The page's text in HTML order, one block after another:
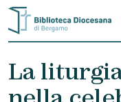
Skip to content
La